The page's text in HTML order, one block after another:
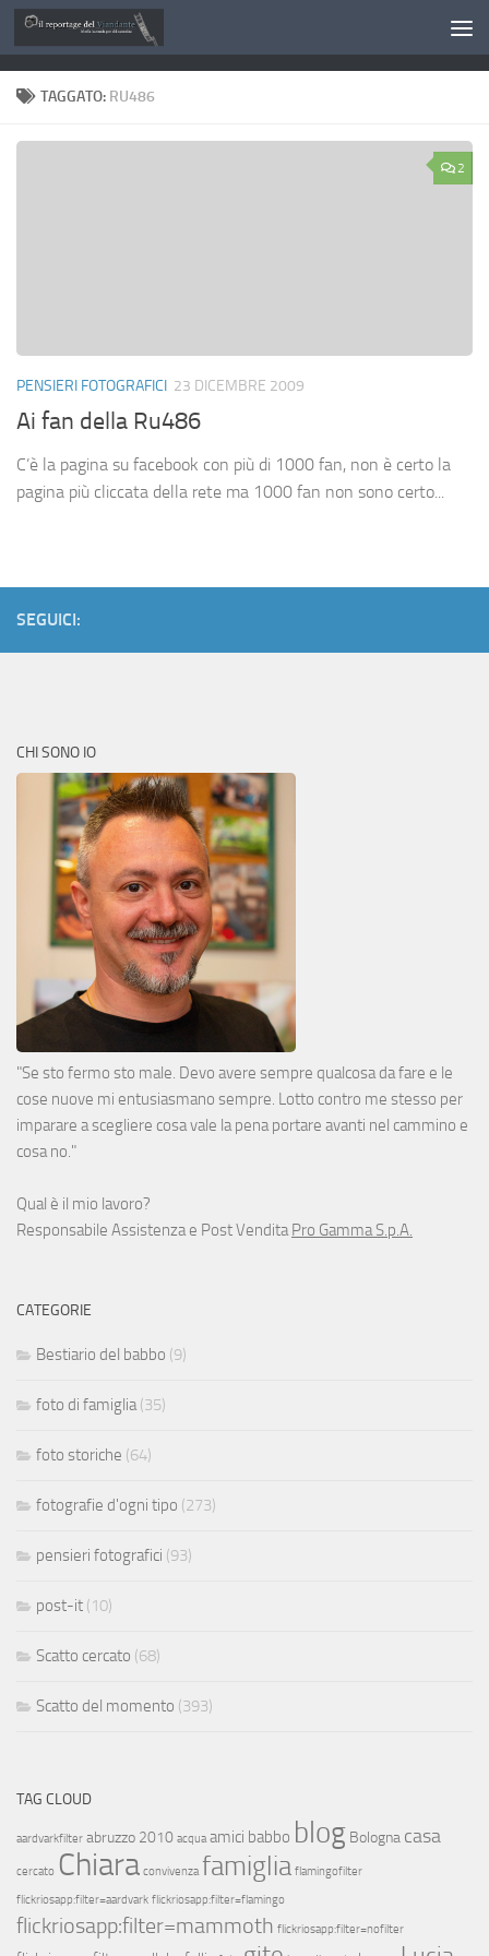
Salta al contenuto
TAGGATO: RU486
2
PENSIERI FOTOGRAFICI 23 DICEMBRE 2009
Ai fan della Ru486
C’è la pagina su facebook con più di 1000 fan, non è certo la
pagina più cliccata della rete ma 1000 fan non sono certo...
SEGUICI:
CHI SONO IO
"Se sto fermo sto male. Devo avere sempre qualcosa da fare e le
cose nuove mi entusiasmano sempre. Lotto contro me stesso per
imparare a scegliere cosa vale la pena portare avanti nel cammino e
cosa no."
Qual è il mio lavoro?
Responsabile Assistenza e Post VenditaPro Gamma S.p.A.
CATEGORIE
Bestiario del babbo (9)
foto di famiglia(35)
foto storiche (64)
fotografie d'ogni tipo (273)
pensieri fotografici (93)
post-it (10)
Scatto cercato (68)
Scatto del momento (393)
TAG CLOUD
aardvarkfilter abruzzo 2010 acqua amici babbo blog Bologna casa
cercato Chiara convivenza famiglia flamingofilter
flickriosapp:filter=aardvark flickriosapp:filter=flamingo
flickriosapp:filter=mammoth flickriosapp:filter=nofilter